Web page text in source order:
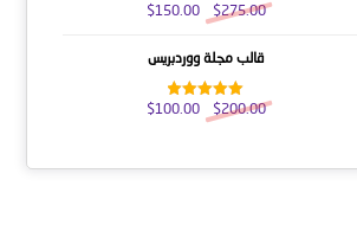
تم التقييم
5.00من 5
$275.00
$150.00
قالب مجلة ووردبريس
تم التقييم
5.00من 5
$200.00
$100.00